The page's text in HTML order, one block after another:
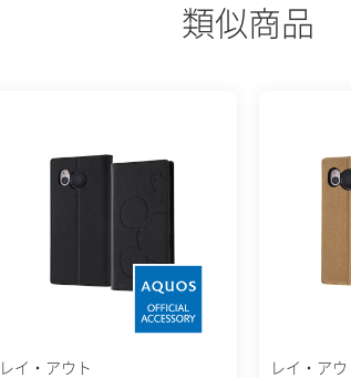
類似商品
レイ・アウト
レイ・アウ